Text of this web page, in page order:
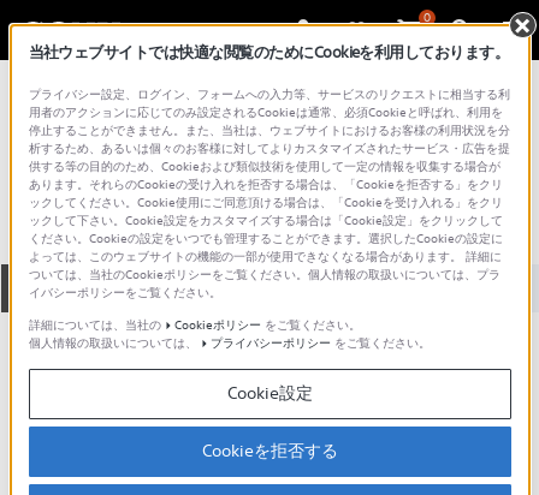
0
総合サポート・お問い合わせ その他のポータブルミュージックプレーヤー
D-E500
全て ダウンロード 取扱説明書 Q&A
当社ウェブサイトでは快適な閲覧のためにCookieを利用しております。
プライバシー設定、ログイン、フォームへの入力等、サービスのリクエストに相当する利
用者のアクションに応じてのみ設定されるCookieは通常、必須Cookieと呼ばれ、利用を
停止することができません。また、当社は、ウェブサイトにおけるお客様の利用状況を分
析するため、あるいは個々のお客様に対してよりカスタマイズされたサービス・広告を提
供する等の目的のため、Cookieおよび類似技術を使用して一定の情報を収集する場合が
あります。それらのCookieの受け入れを拒否する場合は、「Cookieを拒否する」をクリ
ックしてください。Cookie使用にご同意頂ける場合は、「Cookieを受け入れる」をクリ
ックして下さい。Cookie設定をカスタマイズする場合は「Cookie設定」をクリックして
ください。Cookieの設定をいつでも管理することができます。選択したCookieの設定に
よっては、このウェブサイトの機能の一部が使用できなくなる場合があります。 詳細に
ついては、当社のCookieポリシーをご覧ください。個人情報の取扱いについては、プラ
イバシーポリシーをご覧ください。
詳細については、当社の
Cookieポリシー をご覧ください。
個人情報の取扱いについては、
プライバシーポリシー をご覧ください。
Cookie設定
Cookieを拒否する